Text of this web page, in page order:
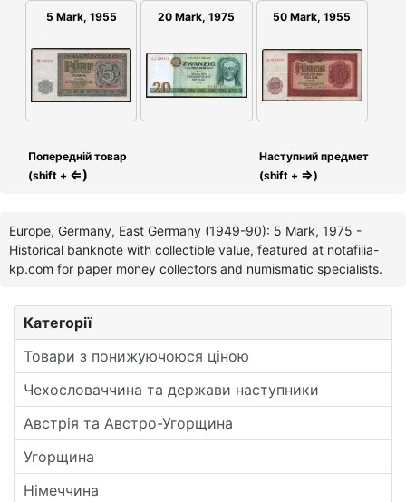
Категорії
Товари з понижуючоюся ціною
Чехословаччина та держави наступники
Австрія та Австро-Угорщина
Угорщина
Німеччина
5 Mark, 1955 20 Mark, 1975 50 Mark, 1955
Попередній товар
(shift + ⇐)
Наступний предмет
(shift + ⇒)
Europe, Germany, East Germany (1949-90): 5 Mark, 1975 -
Historical banknote with collectible value, featured at notafilia-
kp.com for paper money collectors and numismatic specialists.